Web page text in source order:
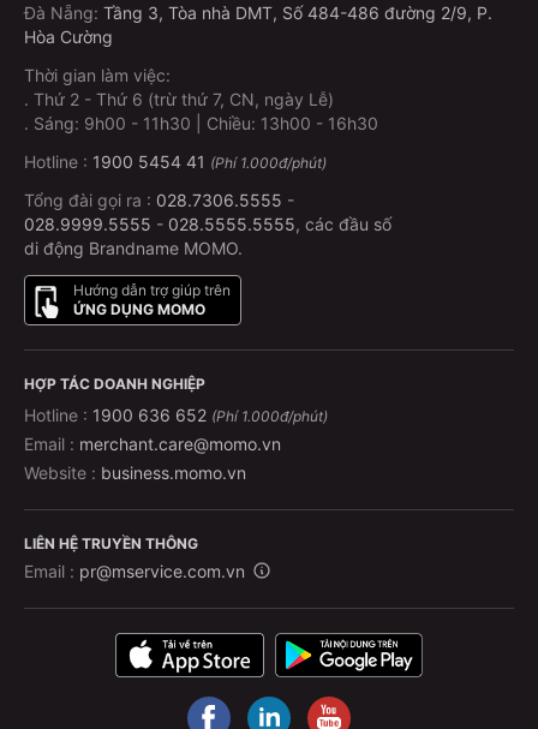
Đà Nẵng: Tầng 3, Tòa nhà DMT, Số 484-486 đường 2/9, P.
Hòa Cường
Thời gian làm việc:
. Thứ 2 - Thứ 6 (trừ thứ 7, CN, ngày Lễ)
. Sáng: 9h00 - 11h30 | Chiều: 13h00 - 16h30
Hotline : 1900 5454 41 (Phí 1.000đ/phút)
Tổng đài gọi ra : 028.7306.5555 -
028.9999.5555 - 028.5555.5555, các đầu số
di động Brandname MOMO.
Hướng dẫn trợ giúp trên
ỨNG DỤNG MOMO
HỢP TÁC DOANH NGHIỆP
Hotline : 1900 636 652 (Phí 1.000đ/phút)
Email : merchant.care@momo.vn
Website : business.momo.vn
LIÊN HỆ TRUYỀN THÔNG
Email : pr@mservice.com.vn